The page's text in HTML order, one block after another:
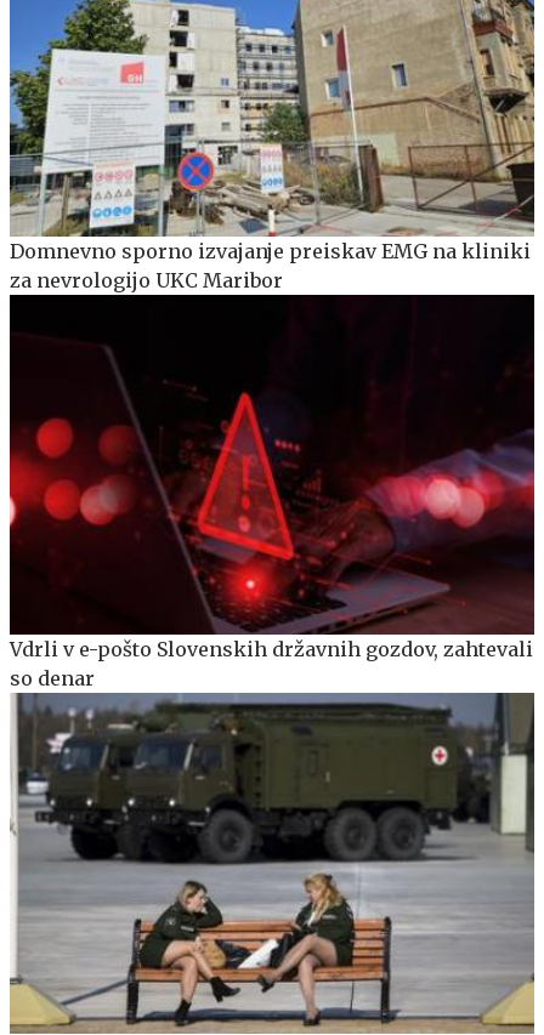
Domnevno sporno izvajanje preiskav EMG na kliniki
za nevrologijo UKC Maribor
Vdrli v e-pošto Slovenskih državnih gozdov, zahtevali
so denar